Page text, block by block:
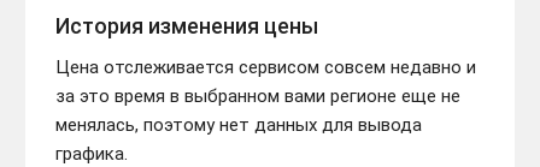
История изменения цены
Цена отслеживается сервисом совсем недавно и
за это время в выбранном вами регионе еще не
менялась, поэтому нет данных для вывода
графика.